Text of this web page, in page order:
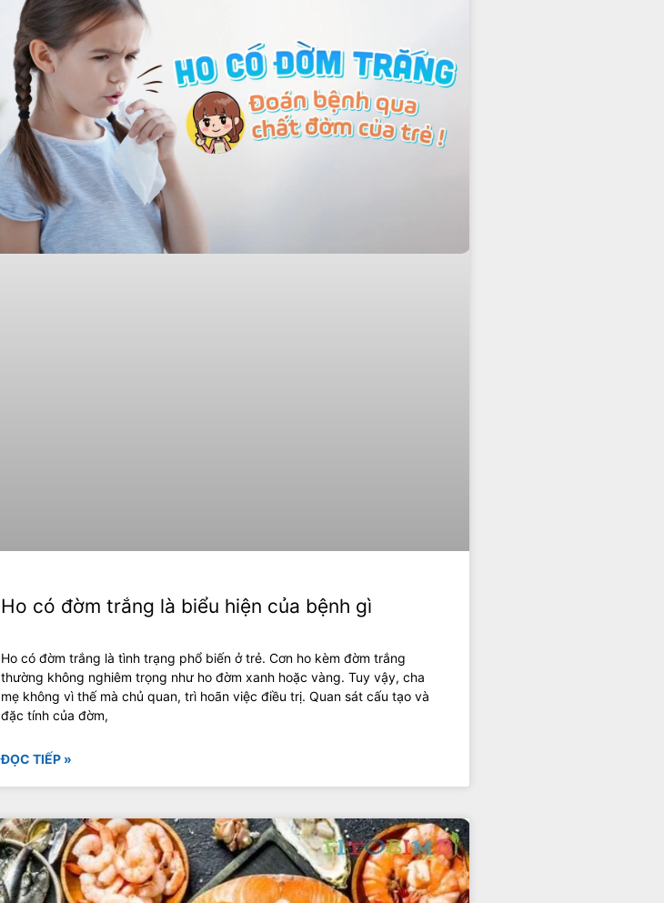
Ho có đờm trắng là biểu hiện của bệnh gì
Ho có đờm trắng là tình trạng phổ biến ở trẻ. Cơn ho kèm đờm trắng
thường không nghiêm trọng như ho đờm xanh hoặc vàng. Tuy vậy, cha
mẹ không vì thế mà chủ quan, trì hoãn việc điều trị. Quan sát cấu tạo và
đặc tính của đờm,
ĐỌC TIẾP »